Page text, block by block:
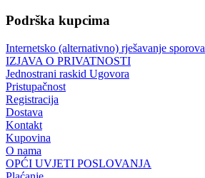
Podrška kupcima
Internetsko (alternativno) rješavanje sporova
IZJAVA O PRIVATNOSTI
Jednostrani raskid Ugovora
Pristupačnost
Registracija
Dostava
Kontakt
Kupovina
O nama
OPĆI UVJETI POSLOVANJA